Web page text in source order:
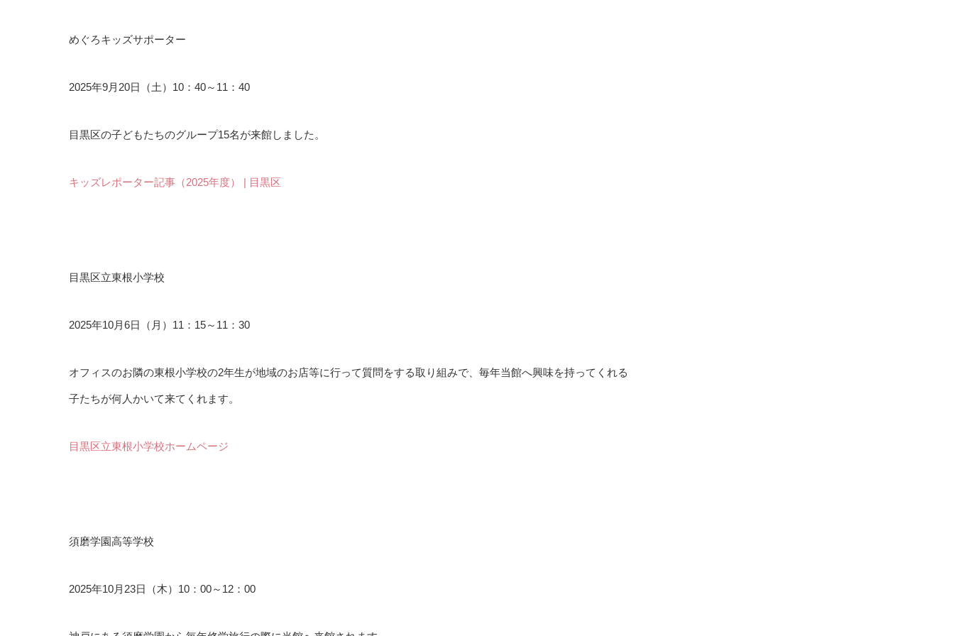
めぐろキッズサポーター
2025年9月20日（土）10：40～11：40
目黒区の子どもたちのグループ15名が来館しました。
キッズレポーター記事（2025年度） | 目黒区
目黒区立東根小学校
2025年10月6日（月）11：15～11：30
オフィスのお隣の東根小学校の2年生が地域のお店等に行って質問をする取り組みで、毎年当館へ興味を持ってくれる
子たちが何人かいて来てくれます。
目黒区立東根小学校ホームページ
須磨学園高等学校
2025年10月23日（木）10：00～12：00